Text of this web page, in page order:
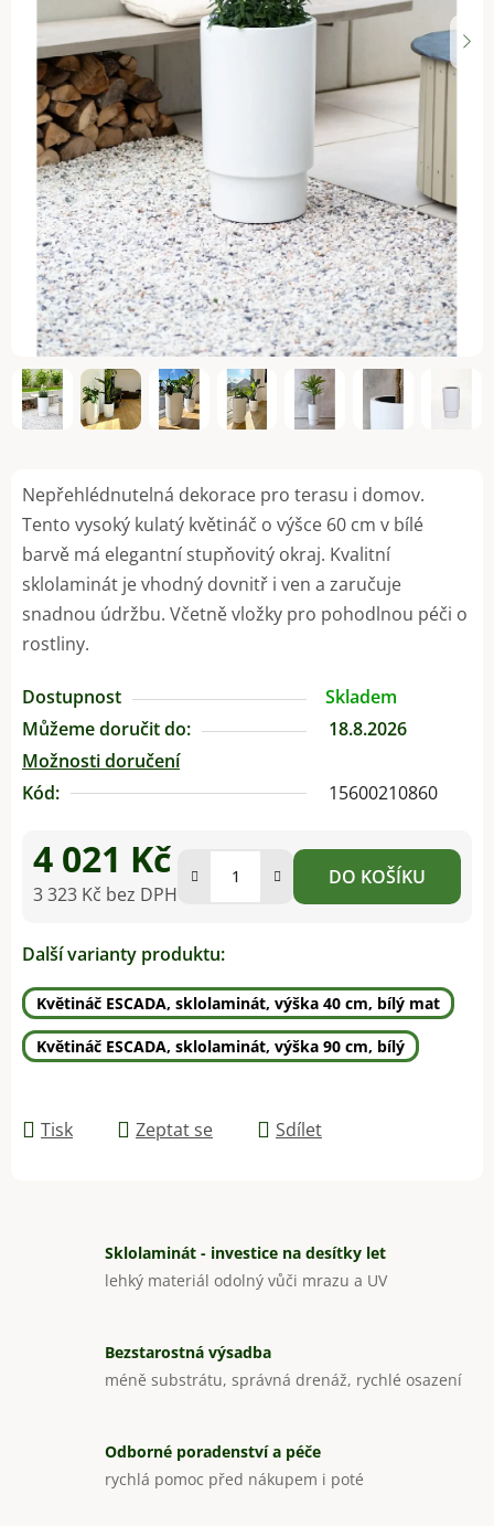
Nepřehlédnutelná dekorace pro terasu i domov.
Tento vysoký kulatý květináč o výšce 60 cm v bílé
barvě má elegantní stupňovitý okraj. Kvalitní
sklolaminát je vhodný dovnitř i ven a zaručuje
snadnou údržbu. Včetně vložky pro pohodlnou péči o
rostliny.
Dostupnost
Skladem
Můžeme doručit do:
18.8.2026
Možnosti doručení
Kód:
15600210860
4 021 Kč
3 323 Kč bez DPH
DO KOŠÍKU
Další varianty produktu:
Květináč ESCADA, sklolaminát, výška 40 cm, bílý mat
Květináč ESCADA, sklolaminát, výška 90 cm, bílý
Tisk Zeptat se Sdílet
Sklolaminát - investice na desítky let
lehký materiál odolný vůči mrazu a UV
Bezstarostná výsadba
méně substrátu, správná drenáž, rychlé osazení
Odborné poradenství a péče
rychlá pomoc před nákupem i poté